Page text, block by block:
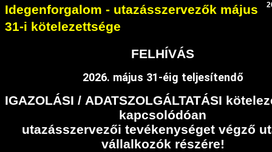
Idegenforgalom - utazásszervezők május
31-i kötelezettsége
FELHÍVÁS
2026. május 31-éig teljesítendő
IGAZOLÁSI / ADATSZOLGÁLTATÁSI
kapcsolódóan
utazásszervezői tevékenységet végző
vállalkozók részére!